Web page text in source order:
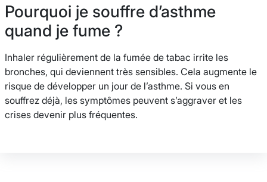
Pourquoi je souffre d’asthme
quand je fume ?
Inhaler régulièrement de la fumée de tabac irrite les
bronches, qui deviennent très sensibles. Cela augmente le
risque de développer un jour de l’asthme. Si vous en
souffrez déjà, les symptômes peuvent s’aggraver et les
crises devenir plus fréquentes.